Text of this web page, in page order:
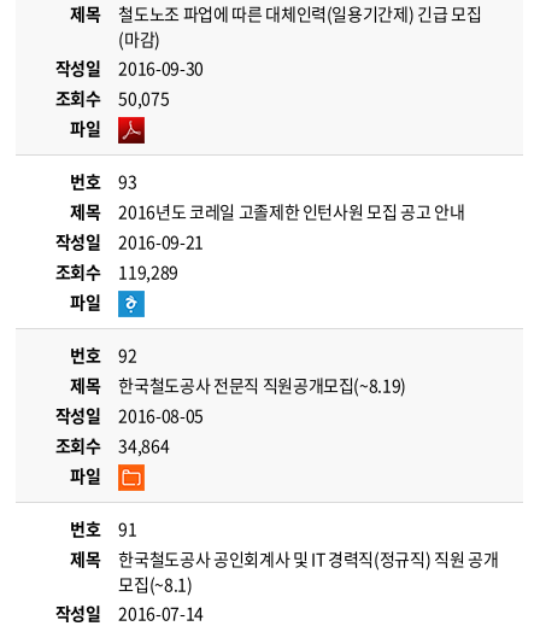
제목
철도노조 파업에 따른 대체인력(일용기간제) 긴급 모집
(마감)
작성일
2016-09-30
조회수
50,075
파일
번호
93
제목
2016년도 코레일 고졸제한 인턴사원 모집 공고 안내
작성일
2016-09-21
조회수
119,289
파일
번호
92
제목
한국철도공사 전문직 직원공개모집(~8.19)
작성일
2016-08-05
조회수
34,864
파일
번호
91
제목
한국철도공사 공인회계사 및 IT 경력직(정규직) 직원 공개
모집(~8.1)
작성일
2016-07-14